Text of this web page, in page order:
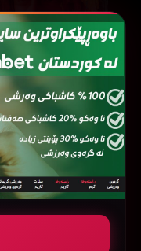
Rockstar (2011)